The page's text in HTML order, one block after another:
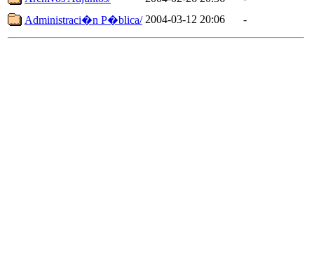
Administraci�n P�blica/ 2004-03-12 20:06 -